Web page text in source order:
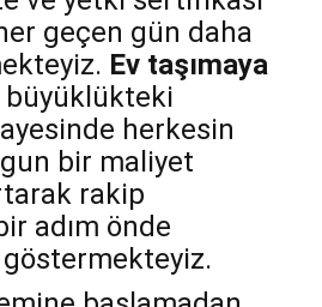
geçen gün daha
Ev taşımaya
herkesin
bir maliyet
rakip
adım önde